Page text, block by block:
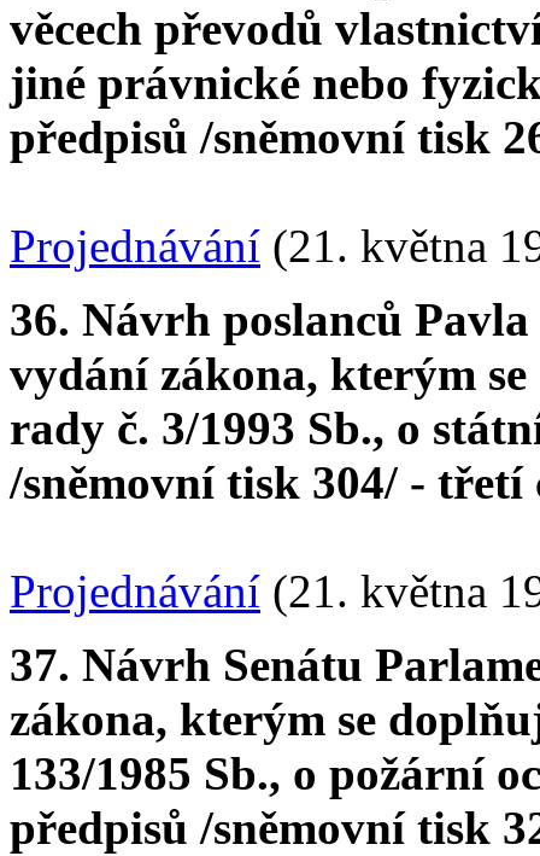
věcech převodů
jiné právnické nebo
předpisů /sněmovní tisk
Projednávání (21. května
36. Návrh poslanců
vydání zákona, kterým
rady č. 3/1993 Sb., o
/sněmovní tisk 304/ - třetí
Projednávání (21. května
37. Návrh Senátu
zákona, kterým se
133/1985 Sb., o požární
předpisů /sněmovní tisk